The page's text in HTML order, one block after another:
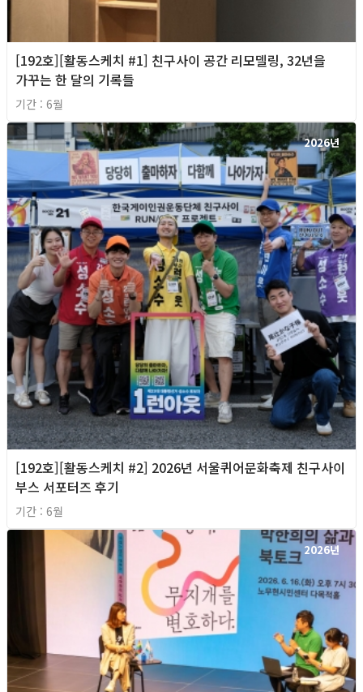
[192호][활동스케치 #1] 친구사이 공간 리모델링, 32년을
가꾸는 한 달의 기록들
기간 : 6월
2026년
[192호][활동스케치 #2] 2026년 서울퀴어문화축제 친구사이
부스 서포터즈 후기
기간 : 6월
2026년